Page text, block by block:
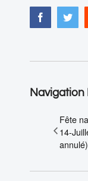
Facebook
Navigation
Fête
14-
annulé)